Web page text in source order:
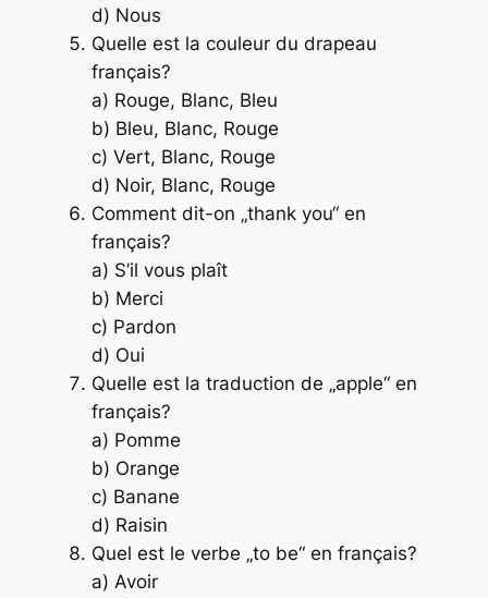
d) Nous
Quelle est la couleur du drapeau
français?
a) Rouge, Blanc, Bleu
b) Bleu, Blanc, Rouge
c) Vert, Blanc, Rouge
d) Noir, Blanc, Rouge
Comment dit-on „thank you“ en
français?
a) S’il vous plaît
b) Merci
c) Pardon
d) Oui
Quelle est la traduction de „apple“ en
français?
a) Pomme
b) Orange
c) Banane
d) Raisin
Quel est le verbe „to be“ en français?
a) Avoir